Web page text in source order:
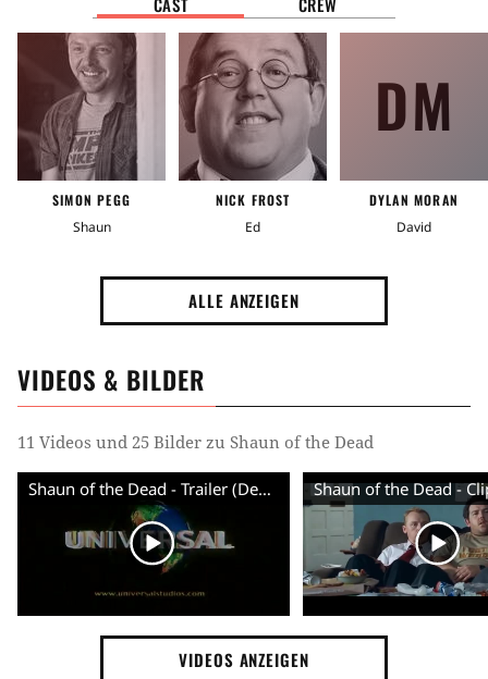
Witzig Gruselig Gutgelaunt
Tag
Kultfilm
Handlung
Unterhaltungsmusik
Schusswaffe Ungewöhnlicher Held Saufgelage
Kneipe Vater-Sohn-Beziehung Liebe
Überlebender
Mutter-Sohn-Beziehung Erwachsen
SIMON PEGG
Shaun
NICK FROST
Ed
DM
DYLAN MORAN
David
ALLE ANZEIGEN
VIDEOS & BILDER
11 Videos und 25 Bilder zu Shaun of the Dead
Shaun of the Dead - Trailer (Deutsch)
VIDEOS ANZEIGEN